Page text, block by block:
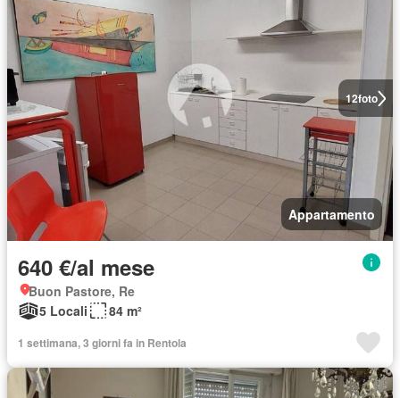
12foto
Appartamento
640 €/al mese
Buon Pastore, Re
5 Locali
84 m²
1 settimana, 3 giorni fa in Rentola